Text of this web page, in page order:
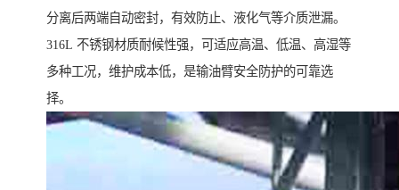
分离后两端自动密封，有效防止、液化气等介质泄漏。
316L 不锈钢材质耐候性强，可适应高温、低温、高湿等
多种工况，维护成本低，是输油臂安全防护的可靠选
择。